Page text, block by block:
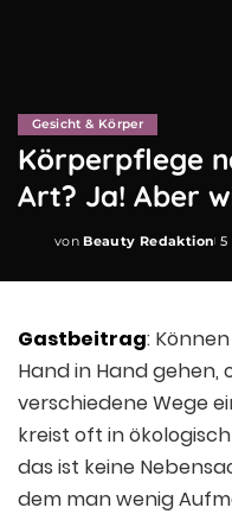
Gesicht & Körper
Körperpflege
Art? Ja! Aber
Posted
von Beauty Redaktion 5
Gastbeitrag:
Hand in Hand gehen,
verschiedene Wege
kreist oft in
das ist keine
dem man wenig